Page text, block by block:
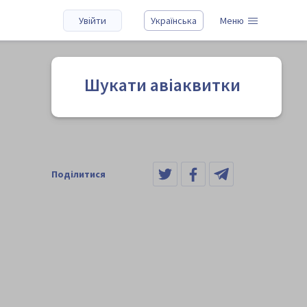
Увійти Українська Меню
Шукати авіаквитки
Поділитися